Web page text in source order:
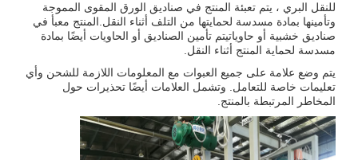
للنقل البري ، يتم تعبئة المنتج في صناديق الورق المقوى المموجة
وتأمينها بمادة مسدسة لحمايتها من التلف أثناء النقل.المنتج معبأ في
صناديق خشبية أو حاوياتيتم تأمين الصناديق أو الحاويات أيضًا بمادة
مسدسة لحماية المنتج أثناء النقل.
يتم وضع علامة على جميع العبوات مع المعلومات اللازمة للشحن وأي
تعليمات خاصة للتعامل. وتشمل العلامات أيضًا تحذيرات حول
المخاطر المرتبطة بالمنتج.